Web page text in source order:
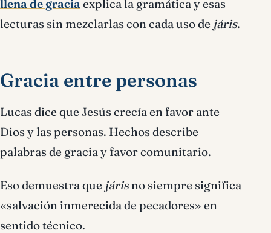
llena de graciaexplica la gramática y esas
lecturas sin mezclarlas con cada uso de járis.
Gracia entre personas
Lucas dice que Jesús crecía en favor ante
Dios y las personas. Hechos describe
palabras de gracia y favor comunitario.
Eso demuestra que járisno siempre significa
«salvación inmerecida de pecadores» en
sentido técnico.